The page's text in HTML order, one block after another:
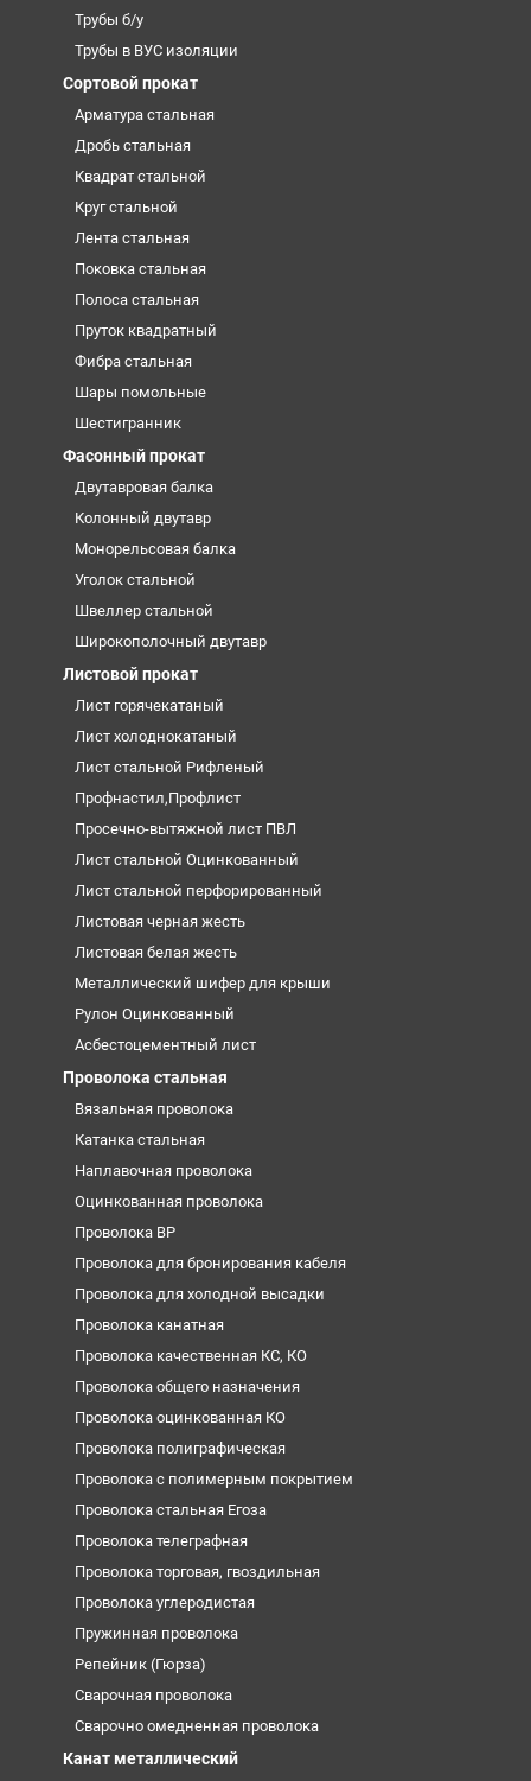
Трубы б/у
Трубы в ВУС изоляции
Сортовой прокат
Арматура стальная
Дробь стальная
Квадрат стальной
Круг стальной
Лента стальная
Поковка стальная
Полоса стальная
Пруток квадратный
Фибра стальная
Шары помольные
Шестигранник
Фасонный прокат
Двутавровая балка
Колонный двутавр
Монорельсовая балка
Уголок стальной
Швеллер стальной
Широкополочный двутавр
Листовой прокат
Лист горячекатаный
Лист холоднокатаный
Лист стальной Рифленый
Профнастил,Профлист
Просечно-вытяжной лист ПВЛ
Лист стальной Оцинкованный
Лист стальной перфорированный
Листовая черная жесть
Листовая белая жесть
Металлический шифер для крыши
Рулон Оцинкованный
Асбестоцементный лист
Проволока стальная
Вязальная проволока
Катанка стальная
Наплавочная проволока
Оцинкованная проволока
Проволока ВР
Проволока для бронирования кабеля
Проволока для холодной высадки
Проволока канатная
Проволока качественная КС, КО
Проволока общего назначения
Проволока оцинкованная КО
Проволока полиграфическая
Проволока с полимерным покрытием
Проволока стальная Егоза
Проволока телеграфная
Проволока торговая, гвоздильная
Проволока углеродистая
Пружинная проволока
Репейник (Гюрза)
Сварочная проволока
Сварочно омедненная проволока
Канат металлический